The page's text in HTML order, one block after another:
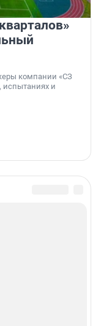
компании «СЗ
испытаниях и